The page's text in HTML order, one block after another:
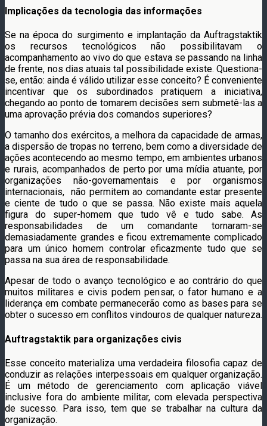
Implicações da tecnologia das informações
Se na época do surgimento e implantação da Auftragstaktik
os recursos tecnológicos não possibilitavam o
acompanhamento ao vivo do que estava se passando na linha
de frente, nos dias atuais tal possibilidade existe. Questiona-
se, então: ainda é válido utilizar esse conceito? É conveniente
incentivar que os subordinados pratiquem a iniciativa,
chegando ao ponto de tomarem decisões sem submetê-las a
uma aprovação prévia dos comandos superiores?
O tamanho dos exércitos, a melhora da capacidade de armas,
a dispersão de tropas no terreno, bem como a diversidade de
ações acontecendo ao mesmo tempo, em ambientes urbanos
e rurais, acompanhados de perto por uma mídia atuante, por
organizações não-governamentais e por organismos
internacionais, não permitem ao comandante estar presente
e ciente de tudo o que se passa. Não existe mais aquela
figura do super-homem que tudo vê e tudo sabe. As
responsabilidades de um comandante tornaram-se
demasiadamente grandes e ficou extremamente complicado
para um único homem controlar eficazmente tudo que se
passa na sua área de responsabilidade.
Apesar de todo o avanço tecnológico e ao contrário do que
muitos militares e civis podem pensar, o fator humano e a
liderança em combate permanecerão como as bases para se
obter o sucesso em conflitos vindouros de qualquer natureza.
Auftragstaktik para organizações civis
Esse conceito materializa uma verdadeira filosofia capaz de
conduzir as relações interpessoais em qualquer organização.
É um método de gerenciamento com aplicação viável
inclusive fora do ambiente militar, com elevada perspectiva
de sucesso. Para isso, tem que se trabalhar na cultura da
organização.